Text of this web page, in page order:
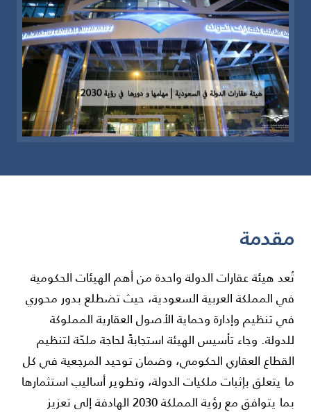
مقدمة
تُعد هيئة عقارات الدولة واحدة من أهم الهيئات الحكومية
في المملكة العربية السعودية، حيث تضطلع بدور محوري
في تنظيم وإدارة وحماية الأصول العقارية المملوكة
للدولة. وجاء تأسيس الهيئة استجابةً لحاجة ملحّة لتنظيم
القطاع العقاري الحكومي، وضمان توحيد المرجعية في كل
ما يتعلق بإثبات ملكيات الدولة، وتطوير أساليب استثمارها
بما يتوافق مع رؤية المملكة 2030 الهادفة إلى تعزيز